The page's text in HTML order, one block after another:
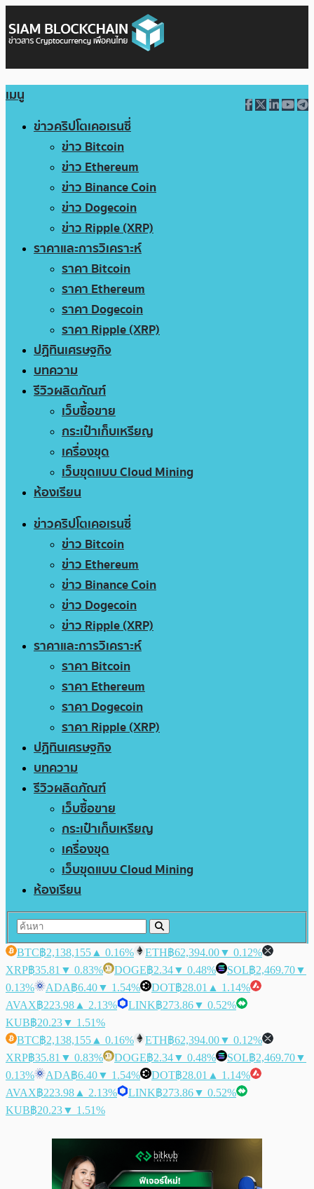
เมนู
ข่าวคริปโตเคอเรนซี่
ข่าว Bitcoin
ข่าว Ethereum
ข่าว Binance Coin
ข่าว Dogecoin
ข่าว Ripple (XRP)
ราคาและการวิเคราะห์
ราคา Bitcoin
ราคา Ethereum
ราคา Dogecoin
ราคา Ripple (XRP)
ปฏิทินเศรษฐกิจ
บทความ
รีวิวผลิตภัณฑ์
เว็บซื้อขาย
กระเป๋าเก็บเหรียญ
เครื่องขุด
เว็บขุดแบบ Cloud Mining
ห้องเรียน
ข่าวคริปโตเคอเรนซี่
ข่าว Bitcoin
ข่าว Ethereum
ข่าว Binance Coin
ข่าว Dogecoin
ข่าว Ripple (XRP)
ราคาและการวิเคราะห์
ราคา Bitcoin
ราคา Ethereum
ราคา Dogecoin
ราคา Ripple (XRP)
ปฏิทินเศรษฐกิจ
บทความ
รีวิวผลิตภัณฑ์
เว็บซื้อขาย
กระเป๋าเก็บเหรียญ
เครื่องขุด
เว็บขุดแบบ Cloud Mining
ห้องเรียน
BTC฿2,138,155 ▲ 0.16% ETH฿62,394.00▼ 0.12%
XRP฿35.81 ▼ 0.83% DOGE฿2.34▼ 0.48% SOL฿2,469.70▼
0.13%
ADA฿6.40▼ 1.54% DOT฿28.01 ▲ 1.14%
AVAX฿223.98 ▲ 2.13% LINK฿273.86▼ 0.52%
KUB฿20.23▼ 1.51%
BTC฿2,138,155 ▲ 0.16% ETH฿62,394.00▼ 0.12%
XRP฿35.81 ▼ 0.83% DOGE฿2.34▼ 0.48% SOL฿2,469.70▼
0.13%
ADA฿6.40▼ 1.54% DOT฿28.01 ▲ 1.14%
AVAX฿223.98 ▲ 2.13% LINK฿273.86▼ 0.52%
KUB฿20.23▼ 1.51%